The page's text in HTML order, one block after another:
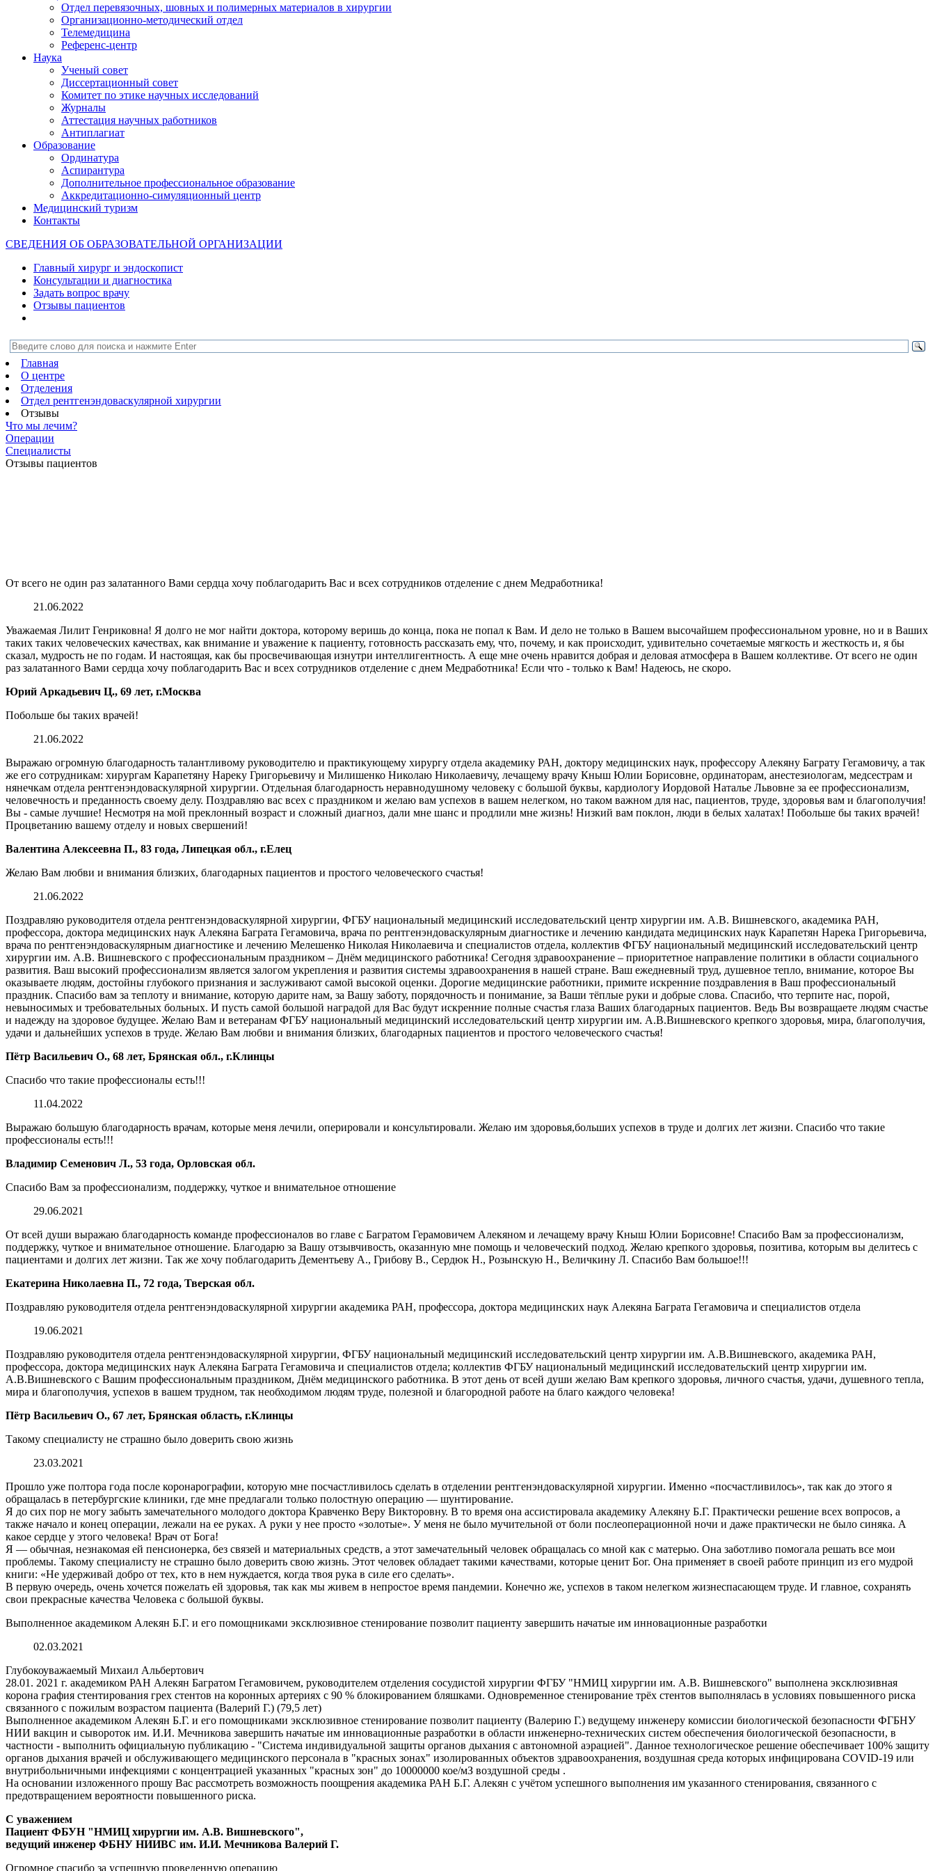
Отдел перевязочных, шовных и полимерных материалов в хирургии
Организационно-методический отдел
Телемедицина
Референс-центр
Наука
Ученый совет
Диссертационный совет
Комитет по этике научных исследований
Журналы
Аттестация научных работников
Антиплагиат
Образование
Ординатура
Аспирантура
Дополнительное профессиональное образование
Аккредитационно-симуляционный центр
Медицинский туризм
Контакты
СВЕДЕНИЯ ОБ ОБРАЗОВАТЕЛЬНОЙ ОРГАНИЗАЦИИ
Главный хирург и эндоскопист
Консультации и диагностика
Задать вопрос врачу
Отзывы пациентов
Главная
О центре
Отделения
Отдел рентгенэндоваскулярной хирургии
Отзывы
Что мы лечим?
Операции
Специалисты
Отзывы пациентов
От всего не один раз залатанного Вами сердца хочу поблагодарить Вас и всех сотрудников отделение с днем Медработника!
21.06.2022
Уважаемая Лилит Генриковна! Я долго не мог найти доктора, которому веришь до конца, пока не попал к Вам. И дело не только в Вашем высочайшем профессиональном уровне, но и в Ваших
таких таких человеческих качествах, как внимание и уважение к пациенту, готовность рассказать ему, что, почему, и как происходит, удивительно сочетаемые мягкость и жесткость и, я бы
сказал, мудрость не по годам. И настоящая, как бы просвечивающая изнутри интеллигентность. А еще мне очень нравится добрая и деловая атмосфера в Вашем коллективе. От всего не один
раз залатанного Вами сердца хочу поблагодарить Вас и всех сотрудников отделение с днем Медработника! Если что - только к Вам! Надеюсь, не скоро.
Юрий Аркадьевич Ц., 69 лет, г.Москва
Побольше бы таких врачей!
21.06.2022
Выражаю огромную благодарность талантливому руководителю и практикующему хирургу отдела академику РАН, доктору медицинских наук, профессору Алекяну Баграту Гегамовичу, а так
же его сотрудникам: хирургам Карапетяну Нареку Григорьевичу и Милишенко Николаю Николаевичу, лечащему врачу Кныш Юлии Борисовне, ординаторам, анестезиологам, медсестрам и
нянечкам отдела рентгенэндоваскулярной хирургии. Отдельная благодарность неравнодушному человеку с большой буквы, кардиологу Иордовой Наталье Львовне за ее профессионализм,
человечность и преданность своему делу. Поздравляю вас всех с праздником и желаю вам успехов в вашем нелегком, но таком важном для нас, пациентов, труде, здоровья вам и благополучия!
Вы - самые лучшие! Несмотря на мой преклонный возраст и сложный диагноз, дали мне шанс и продлили мне жизнь! Низкий вам поклон, люди в белых халатах! Побольше бы таких врачей!
Процветанию вашему отделу и новых свершений!
Валентина Алексеевна П., 83 года, Липецкая обл., г.Елец
Желаю Вам любви и внимания близких, благодарных пациентов и простого человеческого счастья!
21.06.2022
Поздравляю руководителя отдела рентгенэндоваскулярной хирургии, ФГБУ национальный медицинский исследовательский центр хирургии им. А.В. Вишневского, академика РАН,
профессора, доктора медицинских наук Алекяна Баграта Гегамовича, врача по рентгенэндоваскулярным диагностике и лечению кандидата медицинских наук Карапетян Нарека Григорьевича,
врача по рентгенэндоваскулярным диагностике и лечению Мелешенко Николая Николаевича и специалистов отдела, коллектив ФГБУ национальный медицинский исследовательский центр
хирургии им. А.В. Вишневского с профессиональным праздником – Днём медицинского работника! Сегодня здравоохранение – приоритетное направление политики в области социального
развития. Ваш высокий профессионализм является залогом укрепления и развития системы здравоохранения в нашей стране. Ваш ежедневный труд, душевное тепло, внимание, которое Вы
оказываете людям, достойны глубокого признания и заслуживают самой высокой оценки. Дорогие медицинские работники, примите искренние поздравления в Ваш профессиональный
праздник. Спасибо вам за теплоту и внимание, которую дарите нам, за Вашу заботу, порядочность и понимание, за Ваши тёплые руки и добрые слова. Спасибо, что терпите нас, порой,
невыносимых и требовательных больных. И пусть самой большой наградой для Вас будут искренние полные счастья глаза Ваших благодарных пациентов. Ведь Вы возвращаете людям счастье
и надежду на здоровое будущее. Желаю Вам и ветеранам ФГБУ национальный медицинский исследовательский центр хирургии им. А.В.Вишневского крепкого здоровья, мира, благополучия,
удачи и дальнейших успехов в труде. Желаю Вам любви и внимания близких, благодарных пациентов и простого человеческого счастья!
Пётр Васильевич О., 68 лет, Брянская обл., г.Клинцы
Спасибо что такие профессионалы есть!!!
11.04.2022
Выражаю большую благодарность врачам, которые меня лечили, оперировали и консультировали. Желаю им здоровья,больших успехов в труде и долгих лет жизни. Спасибо что такие
профессионалы есть!!!
Владимир Семенович Л., 53 года, Орловская обл.
Спасибо Вам за профессионализм, поддержку, чуткое и внимательное отношение
29.06.2021
От всей души выражаю благодарность команде профессионалов во главе с Багратом Герамовичем Алекяном и лечащему врачу Кныш Юлии Борисовне! Спасибо Вам за профессионализм,
поддержку, чуткое и внимательное отношение. Благодарю за Вашу отзывчивость, оказанную мне помощь и человеческий подход. Желаю крепкого здоровья, позитива, которым вы делитесь с
пациентами и долгих лет жизни. Так же хочу поблагодарить Дементьеву А., Грибову В., Сердюк Н., Розынскую Н., Величкину Л. Спасибо Вам большое!!!
Екатерина Николаевна П., 72 года, Тверская обл.
Поздравляю руководителя отдела рентгенэндоваскулярной хирургии академика РАН, профессора, доктора медицинских наук Алекяна Баграта Гегамовича и специалистов отдела
19.06.2021
Поздравляю руководителя отдела рентгенэндоваскулярной хирургии, ФГБУ национальный медицинский исследовательский центр хирургии им. А.В.Вишневского, академика РАН,
профессора, доктора медицинских наук Алекяна Баграта Гегамовича и специалистов отдела; коллектив ФГБУ национальный медицинский исследовательский центр хирургии им.
А.В.Вишневского с Вашим профессиональным праздником, Днём медицинского работника. В этот день от всей души желаю Вам крепкого здоровья, личного счастья, удачи, душевного тепла,
мира и благополучия, успехов в вашем трудном, так необходимом людям труде, полезной и благородной работе на благо каждого человека!
Пётр Васильевич О., 67 лет, Брянская область, г.Клинцы
Такому специалисту не страшно было доверить свою жизнь
23.03.2021
Прошло уже полтора года после коронарографии, которую мне посчастливилось сделать в отделении рентгенэндоваскулярной хирургии. Именно «посчастливилось», так как до этого я
обращалась в петербургские клиники, где мне предлагали только полостную операцию — шунтирование.
Я до сих пор не могу забыть замечательного молодого доктора Кравченко Веру Викторовну. В то время она ассистировала академику Алекяну Б.Г. Практически решение всех вопросов, а
также начало и конец операции, лежали на ее руках. А руки у нее просто «золотые». У меня не было мучительной от боли послеоперационной ночи и даже практически не было синяка. А
какое сердце у этого человека! Врач от Бога!
Я — обычная, незнакомая ей пенсионерка, без связей и материальных средств, а этот замечательный человек обращалась со мной как с матерью. Она заботливо помогала решать все мои
проблемы. Такому специалисту не страшно было доверить свою жизнь. Этот человек обладает такими качествами, которые ценит Бог. Она применяет в своей работе принцип из его мудрой
книги: «Не удерживай добро от тех, кто в нем нуждается, когда твоя рука в силе его сделать».
В первую очередь, очень хочется пожелать ей здоровья, так как мы живем в непростое время пандемии. Конечно же, успехов в таком нелегком жизнеспасающем труде. И главное, сохранять
свои прекрасные качества Человека с большой буквы.
Выполненное академиком Алекян Б.Г. и его помощниками эксклюзивное стенирование позволит пациенту завершить начатые им инновационные разработки
02.03.2021
Глубокоуважаемый Михаил Альбертович
28.01. 2021 г. академиком РАН Алекян Багратом Гегамовичем, руководителем отделения сосудистой хирургии ФГБУ "НМИЦ хирургии им. А.В. Вишневского" выполнена эксклюзивная
корона графия стентирования грех стентов на коронных артериях с 90 % блокированием бляшками. Одновременное стенирование трёх стентов выполнялась в условиях повышенного риска
связанного с пожилым возрастом пациента (Валерий Г.) (79,5 лет)
Выполненное академиком Алекян Б.Г. и его помощниками эксклюзивное стенирование позволит пациенту (Валерию Г.) ведущему инженеру комиссии биологической безопасности ФГБНУ
НИИ вакцин и сывороток им. И.И. Мечникова завершить начатые им инновационные разработки в области инженерно-технических систем обеспечения биологической безопасности, в
частности - выполнить официальную публикацию - "Система индивидуальной защиты органов дыхания с автономной аэрацией". Данное технологическое решение обеспечивает 100% защиту
органов дыхания врачей и обслуживающего медицинского персонала в "красных зонах" изолированных объектов здравоохранения, воздушная среда которых инфицирована COVID-19 или
внутрибольничными инфекциями с концентрацией указанных "красных зон" до 10000000 кое/мЗ воздушной среды .
На основании изложенного прошу Вас рассмотреть возможность поощрения академика РАН Б.Г. Алекян с учётом успешного выполнения им указанного стенирования, связанного с
предотвращением вероятности повышенного риска.
С уважением
Пациент ФБУН "НМИЦ хирургии им. А.В. Вишневского",
ведущий инженер ФБНУ НИИВС им. И.И. Мечникова Валерий Г.
Огромное спасибо за успешную проведенную операцию